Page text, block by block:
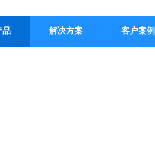
品 解决方案 客户案例